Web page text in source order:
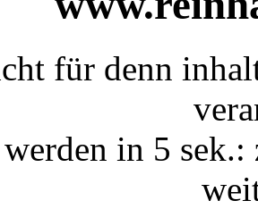
für denn
in 5 sek.: